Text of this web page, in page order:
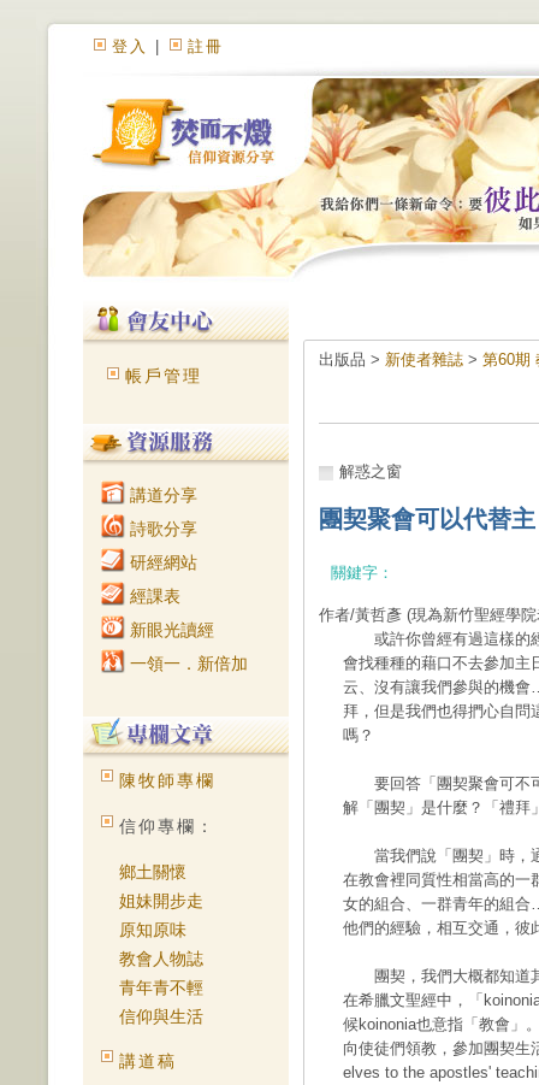
登入 註冊
帳戶管理
講道分享
詩歌分享
研經網站
經課表
新眼光讀經
一領一．新倍加
陳牧師專欄
信仰專欄：
鄉土關懷
姐妹開步走
原知原味
教會人物誌
青年青不輕
信仰與生活
講道稿
出版品 > 新使者雜誌 > 第60期
解惑之窗
團契聚會可以代替
關鍵字：
作者/黃哲彥 (現為新竹聖經學
或許你曾經有過這樣的經
會找種種的藉口不去參加主
云、沒有讓我們參與的機
拜，但是我們也得捫心自問
嗎？
要回答「團契聚會可不可
解「團契」是什麼？「禮拜
當我們說「團契」時，通
在教會裡同質性相當高的一
女的組合、一群青年的組
他們的經驗，相互交通，彼
團契，我們大概都知道其
在希臘文聖經中，「
候koinonia也意指「教會」
向使徒們領教，參加團契生
elves to the apostles'